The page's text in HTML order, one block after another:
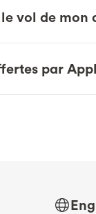
vol de mon
par